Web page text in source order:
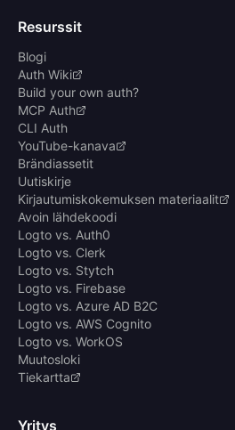
Resurssit
Blogi
Auth Wiki
Build your own auth?
MCP Auth
CLI Auth
YouTube-kanava
Brändiassetit
Uutiskirje
Kirjautumiskokemuksen materiaalit
Avoin lähdekoodi
Logto vs. Auth0
Logto vs. Clerk
Logto vs. Stytch
Logto vs. Firebase
Logto vs. Azure AD B2C
Logto vs. AWS Cognito
Logto vs. WorkOS
Muutosloki
Tiekartta
Yritys